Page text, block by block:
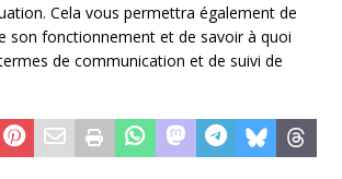
Cela vous permettra également de
son fonctionnement et de savoir à quoi
de communication et de suivi de